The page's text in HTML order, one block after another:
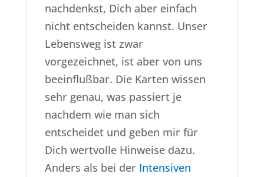
nachdenkst, Dich aber einfach
nicht entscheiden kannst. Unser
Lebensweg ist zwar
vorgezeichnet, ist aber von uns
beeinflußbar. Die Karten wissen
sehr genau, was passiert je
nachdem wie man sich
entscheidet und geben mir für
Dich wertvolle Hinweise dazu.
Anders als bei der Intensiven